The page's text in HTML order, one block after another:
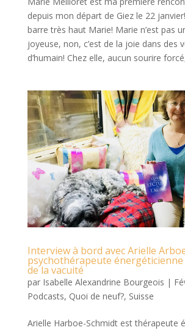
depuis mon départ de Giez le 22
barre très haut Marie! Marie n’est pas
joyeuse, non, c’est de la joie dans des
d’humain! Chez elle, aucun sourire
Interview à bord avec Arielle
psychothérapeute
de la vacuité
par Isabelle Alexandrine Bourgeois |
Podcasts, Quoi de neuf?, Suisse
Arielle Harboe-Schmidt est thérapeute